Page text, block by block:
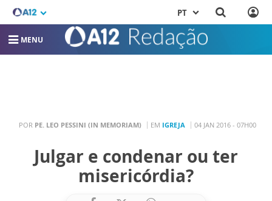
PT
MENU
POR PE. LEO PESSINI (IN MEMORIAM) EM IGREJA 04 JAN 2016 - 07H00
Julgar e condenar ou ter
misericórdia?